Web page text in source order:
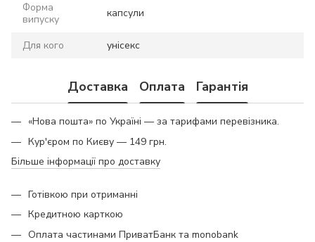
Форма
випуску
капсули
Для кого унісекс
Доставка Оплата Гарантія
«Нова пошта» по Україні — за тарифами перевізника.
Кур'єром по Києву — 149 грн.
Більше інформації про доставку
Готівкою при отриманні
Кредитною карткою
Оплата частинами ПриватБанк та monobank